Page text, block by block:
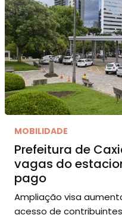
MOBILIDADE
Prefeitura de
vagas do
pago
Ampliação visa
acesso de